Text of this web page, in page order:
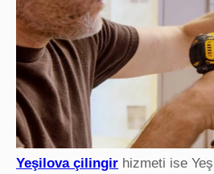
Yeşilova çilingir hizmeti ise